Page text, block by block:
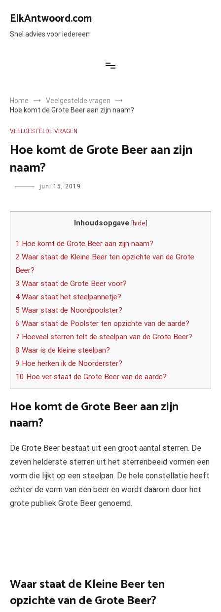
naar
inhoud
ElkAntwoord.com
Snel advies voor iedereen
Home
Veelgestelde vragen
Hoe komt de Grote Beer aan zijn naam?
VEELGESTELDE VRAGEN
Hoe komt de Grote Beer aan zijn
naam?
Author juni 15, 2019
Inhoudsopgave [hide]
1 Hoe komt de Grote Beer aan zijn naam?
2 Waar staat de Kleine Beer ten opzichte van de Grote
Beer?
3 Waar staat de Grote Beer voor?
4 Waar staat het steelpannetje?
5 Waar staat de Noordpoolster?
6 Waar staat de Poolster ten opzichte van de aarde?
7 Hoeveel sterren telt de steelpan van de Grote Beer?
8 Waar is de kleine steelpan?
9 Hoe herken ik de Noorderster?
10 Hoe ver staat de Grote Beer van de aarde?
Hoe komt de Grote Beer aan zijn
naam?
De Grote Beer bestaat uit een groot aantal sterren. De
zeven helderste sterren uit het sterrenbeeld vormen een
vorm die lijkt op een steelpan. De hele constellatie heeft
echter de vorm van een beer en wordt daarom door het
grote publiek Grote Beer genoemd.
Waar staat de Kleine Beer ten
opzichte van de Grote Beer?